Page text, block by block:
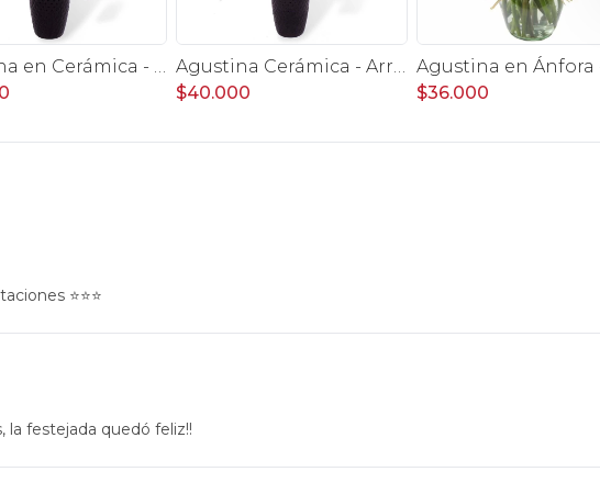
Agustina en Cerámica - Arreglo 10 rosas blanco y astromelias
Agustina Cerámica - Arreglo 10 rosas amarillo y astromelia
$40.000
$36.000
⭐️⭐️⭐️
la festejada quedó feliz!!